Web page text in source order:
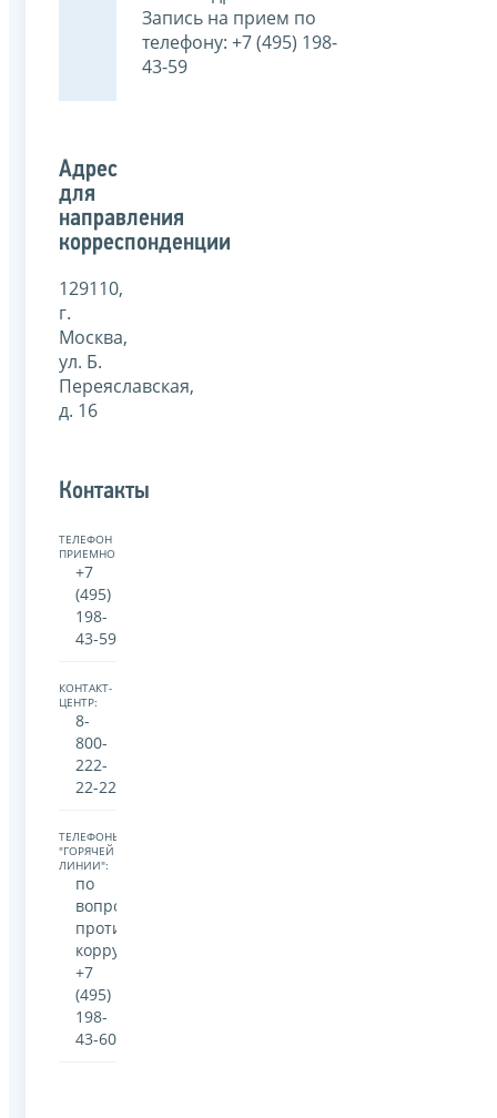
Запись на прием по
телефону: +7 (495) 198-
43-59
Адрес
для
направления
корреспонденции
129110,
г.
Москва,
ул. Б.
Переяславская,
д. 16
Контакты
ТЕЛЕФОН
ПРИЕМНОЙ:
+7
(495)
198-
43-59
КОНТАКТ-
ЦЕНТР:
8-
800-
222-
22-22
ТЕЛЕФОНЫ
"ГОРЯЧЕЙ
ЛИНИИ":
по
вопросам
противодействия
коррупции
+7
(495)
198-
43-60